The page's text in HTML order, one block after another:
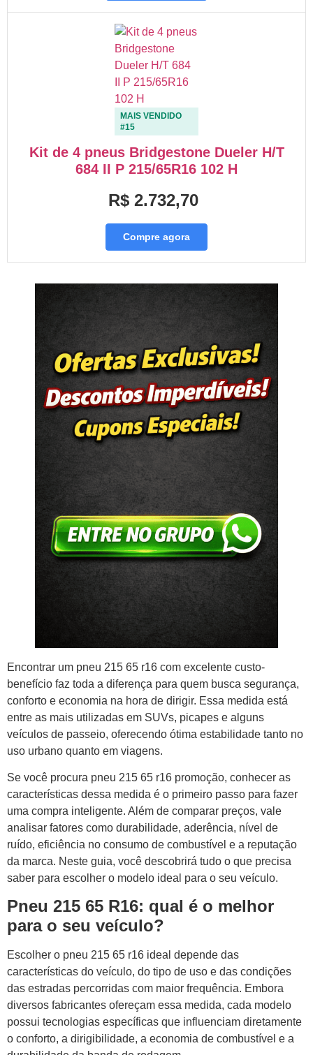
MAIS VENDIDO
#15
Kit de 4 pneus Bridgestone Dueler H/T
684 II P 215/65R16 102 H
R$ 2.732,70
Compre agora
Encontrar um pneu 215 65 r16 com excelente custo-
benefício faz toda a diferença para quem busca segurança,
conforto e economia na hora de dirigir. Essa medida está
entre as mais utilizadas em SUVs, picapes e alguns
veículos de passeio, oferecendo ótima estabilidade tanto no
uso urbano quanto em viagens.
Se você procura pneu 215 65 r16 promoção, conhecer as
características dessa medida é o primeiro passo para fazer
uma compra inteligente. Além de comparar preços, vale
analisar fatores como durabilidade, aderência, nível de
ruído, eficiência no consumo de combustível e a reputação
da marca. Neste guia, você descobrirá tudo o que precisa
saber para escolher o modelo ideal para o seu veículo.
Pneu 215 65 R16: qual é o melhor
para o seu veículo?
Escolher o pneu 215 65 r16 ideal depende das
características do veículo, do tipo de uso e das condições
das estradas percorridas com maior frequência. Embora
diversos fabricantes ofereçam essa medida, cada modelo
possui tecnologias específicas que influenciam diretamente
o conforto, a dirigibilidade, a economia de combustível e a